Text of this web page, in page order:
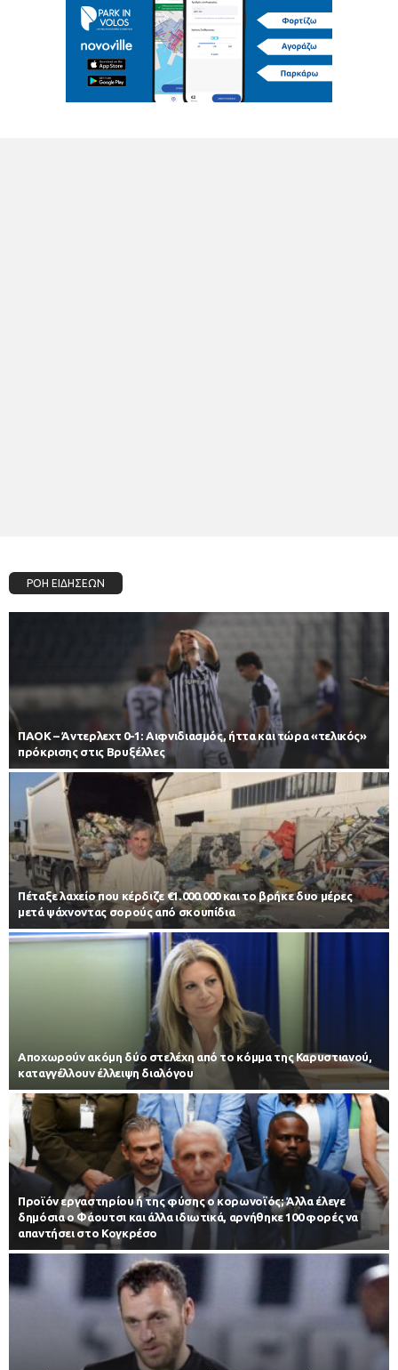
ΡΟΗ ΕΙΔΗΣΕΩΝ
ΠΑΟΚ – Άντερλεχτ 0-1: Αιφνιδιασμός, ήττα και τώρα «τελικός»
πρόκρισης στις Βρυξέλλες
Πέταξε λαχείο που κέρδιζε €1.000.000 και το βρήκε δυο μέρες
μετά ψάχνοντας σορούς από σκουπίδια
Αποχωρούν ακόμη δύο στελέχη από το κόμμα της Καρυστιανού,
καταγγέλλουν έλλειψη διαλόγου
Προϊόν εργαστηρίου ή της φύσης ο κορωνοϊός; Άλλα έλεγε
δημόσια ο Φάουτσι και άλλα ιδιωτικά, αρνήθηκε 100 φορές να
απαντήσει στο Κογκρέσο